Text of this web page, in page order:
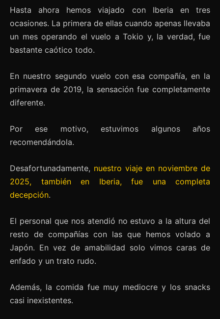
Hasta ahora hemos viajado con Iberia en tres
ocasiones. La primera de ellas cuando apenas llevaba
un mes operando el vuelo a Tokio y, la verdad, fue
bastante caótico todo.
En nuestro segundo vuelo con esa compañía, en la
primavera de 2019, la sensación fue completamente
diferente.
Por ese motivo, estuvimos algunos años
recomendándola.
Desafortunadamente, nuestro viaje en noviembre de
2025, también en Iberia, fue una completa
decepción.
El personal que nos atendió no estuvo a la altura del
resto de compañías con las que hemos volado a
Japón. En vez de amabilidad solo vimos caras de
enfado y un trato rudo.
Además, la comida fue muy mediocre y los snacks
casi inexistentes.